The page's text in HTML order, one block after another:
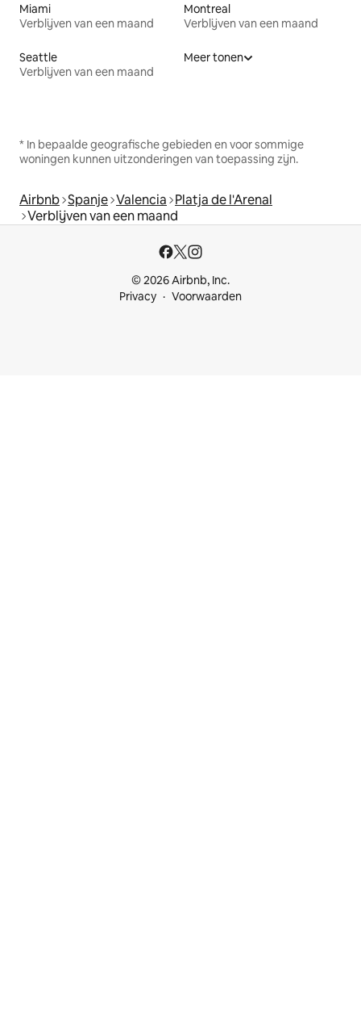
Miami
Verblijven van een maand
Montreal
Verblijven van een maand
Seattle
Verblijven van een maand
Meer tonen
* In bepaalde geografische gebieden en voor sommige
woningen kunnen uitzonderingen van toepassing zijn.
Airbnb Spanje Valencia Platja de l'Arenal
Verblijven van een maand
© 2026 Airbnb, Inc.
Privacy
Voorwaarden